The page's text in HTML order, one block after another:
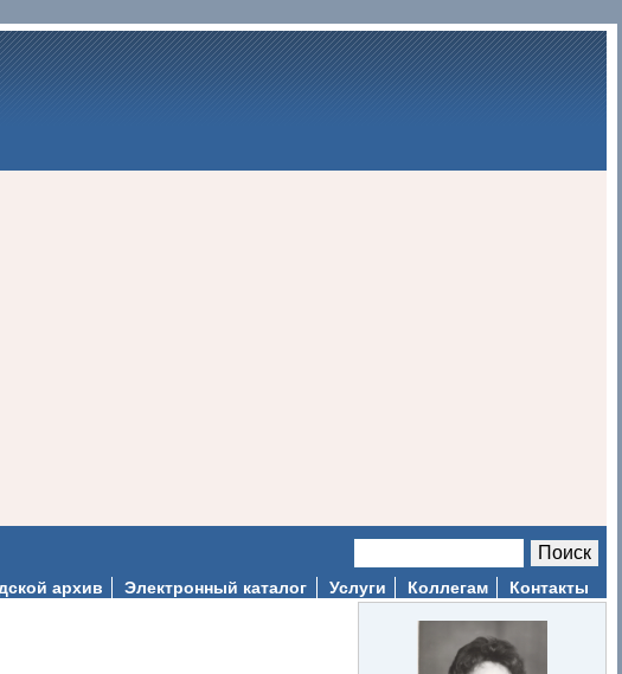
Форма поиска
архив Электронный каталог Услуги Коллегам Контакты